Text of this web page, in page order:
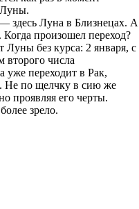
Луны.
здесь Луна в Близнецах. А
произошел переход?
Луны без курса: 2 января, с
второго числа
уже переходит в Рак,
Не по щелчку в сию же
проявляя его черты.
зрело.